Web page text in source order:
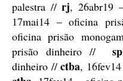
palestra //rj, 26abr19
17mai14 – oficina
oficina prisão
prisão dinheiro //
dinheiro // ctba,